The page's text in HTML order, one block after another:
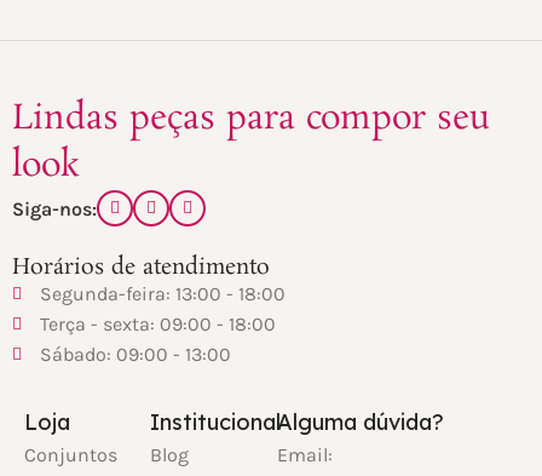
Lindas peças para compor seu
look
Siga-nos:
Horários de atendimento
Segunda-feira: 13:00 - 18:00
Terça - sexta: 09:00 - 18:00
Sábado: 09:00 - 13:00
Loja
Conjuntos
Institucional
Blog
Alguma dúvida?
Email: